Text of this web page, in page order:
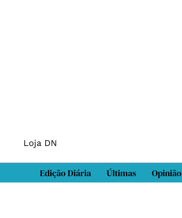
Loja DN
Edição Diária Últimas Opinião